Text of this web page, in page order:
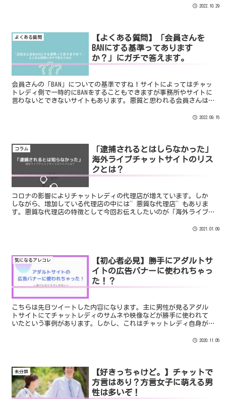
2022.10.29
よくある質問
【よくある質問】「会員さんを
BANにする基準ってあります
か？」にガチで答えます。
会員さんの「BAN」についての基準ですね！サイトによってはチャッ
トレディ側で一時的にBANをすることもできますが事務所やサイトに
言わないとできないサイトもあります。悪質と思われる会員さんは
2022.09.15
コラム
「逮捕されるとはしらなかった」
海外ライブチャットサイトのリス
クとは？
コロナの影響によりチャットレディの代理店が増えています。しか
しながら、増加している代理店の中には”悪質な代理店”もありま
す。悪質な代理店の特徴として今回お伝えしたいのが「海外ライブ
2021.01.09
気になるアレコレ
【初心者必見】勝手にアダルトサ
イトの広告バナーに使われちゃっ
た！？
こちらは先日ツイートした内容になります。主に男性が見るアダル
トサイトにてチャットレディのサムネや映像などが勝手に使われて
いたという事例があります。しかし、これはチャットレディ自身が
2020.11.05
未分類
【好きっちゃけど。】チャットで
方言はあり？方言女子に萌える男
性は多いぞ！